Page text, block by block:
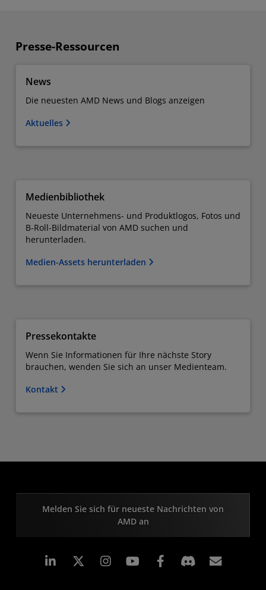
Presse-Ressourcen
News
Die neuesten AMD News und Blogs anzeigen
Aktuelles
Medienbibliothek
Neueste Unternehmens- und Produktlogos, Fotos und
B-Roll-Bildmaterial von AMD suchen und
herunterladen.
Medien-Assets herunterladen
Pressekontakte
Wenn Sie Informationen für Ihre nächste Story
brauchen, wenden Sie sich an unser Medienteam.
Kontakt
Melden Sie sich für neueste Nachrichten von
AMD an
LinkedIn Instagram Facebook